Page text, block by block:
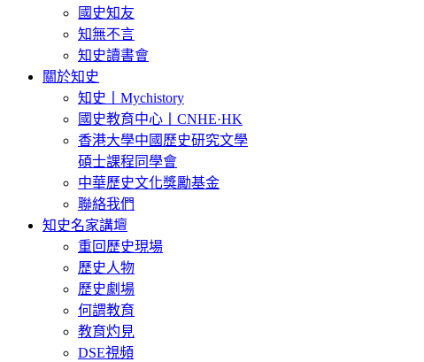
國史知友
知無不言
知史讀書會
關於知史
知史丨Mychistory
國史教育中心丨CNHE·HK
香港大學中國歷史研究文學
碩士課程同學會
中華歷史文化獎勵基金
聯絡我們
知史名家講壇
重回歷史現場
歷史人物
歷史劇場
何謂教育
教育灼見
DSE視頻